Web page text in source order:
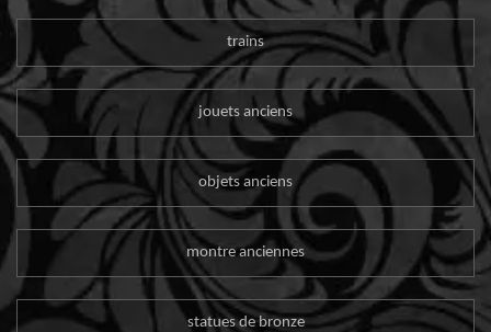
trains
jouets anciens
objets anciens
montre anciennes
statues de bronze